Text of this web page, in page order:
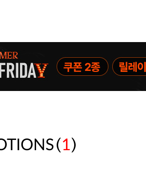
20%(8.7~8.9)/5만원 이
1만원 할인 쿠폰(8.1~31)
10% 쿠폰(8.1~31)/7만
(1)